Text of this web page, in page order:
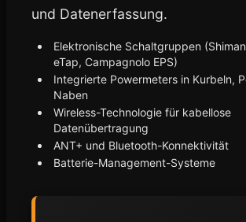
und Datenerfassung.
Elektronische Schaltgruppen
eTap, Campagnolo EPS)
Integrierte Powermeters in Kurbeln,
Naben
Wireless-Technologie für kabellose
Datenübertragung
ANT+ und Bluetooth-Konnektivität
Batterie-Management-Systeme